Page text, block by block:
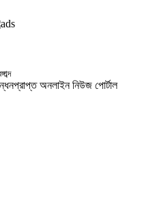
অনলাইন নিউজ পোর্টাল